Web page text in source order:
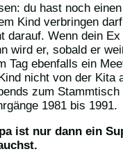
du hast noch
Kind verbringen
darauf. Wenn dein
wird er, sobald er
Tag ebenfalls ein
nicht von der Kita
zum Stammtisch
1981 bis 1991.
ist nur dann ein